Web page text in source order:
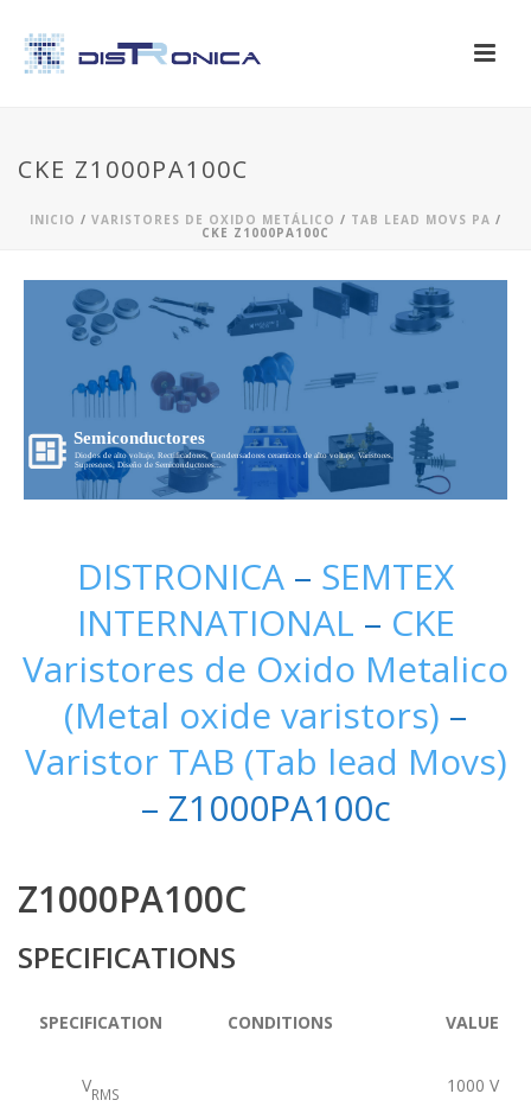
CKE Z1000PA100C
INICIO / VARISTORES DE OXIDO METÁLICO / TAB LEAD MOVS PA /
CKE Z1000PA100C
Semiconductores
Diodos de alto voltaje, Rectificadores, Condensadores ceramicos de alto voltaje, Varistores,
Supresores, Diseño de Semiconductores...
DISTRONICA – SEMTEX
INTERNATIONAL – CKE
Varistores de Oxido Metalico
(Metal oxide varistors) –
Varistor TAB (Tab lead Movs)
– Z1000PA100c
Z1000PA100C
SPECIFICATIONS
SPECIFICATION CONDITIONS VALUE
VRMS 1000 V